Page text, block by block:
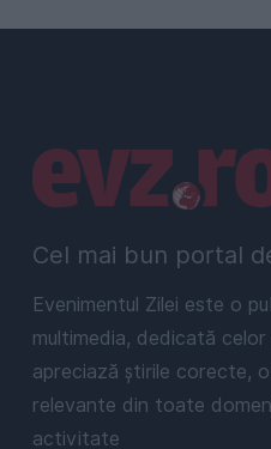
Cel mai bun portal
Evenimentul Zilei este o
multimedia, dedicată celor
apreciază știrile corecte,
relevante din toate
activitate
Linkuri utile